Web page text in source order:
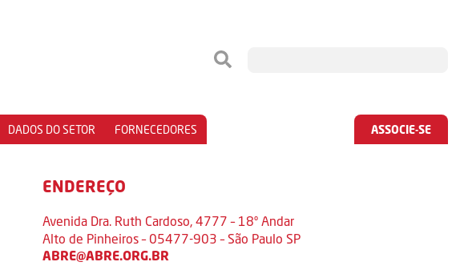
DADOS DO SETOR FORNECEDORES ASSOCIE-SE
ENDEREÇO
Avenida Dra. Ruth Cardoso, 4777 – 18º Andar
Alto de Pinheiros – 05477-903 – São Paulo SP
ABRE@ABRE.ORG.BR